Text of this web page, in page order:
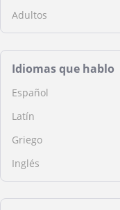
Adultos
Idiomas que hablo
Español
Latín
Griego
Inglés